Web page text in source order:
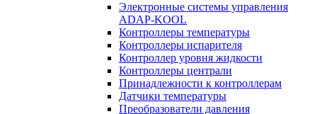
Электронные системы управления
ADAP-KOOL
Контроллеры температуры
Контроллеры испарителя
Контроллер уровня жидкости
Контроллеры централи
Принадлежности к контроллерам
Датчики температуры
Преобразователи давления